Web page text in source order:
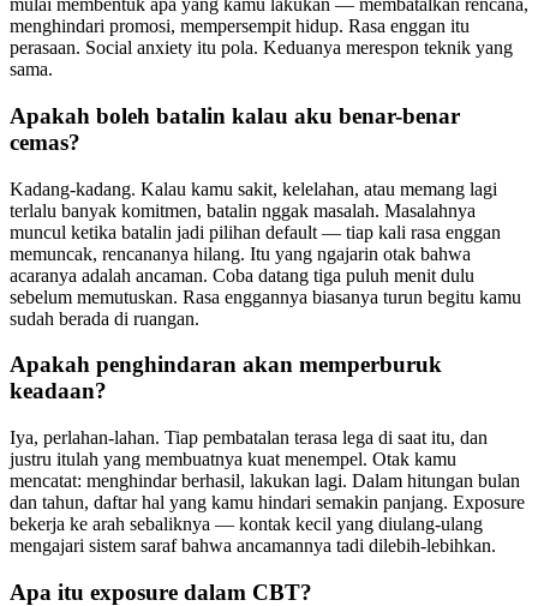
mulai membentuk apa yang kamu lakukan — membatalkan rencana,
menghindari promosi, mempersempit hidup. Rasa enggan itu
perasaan. Social anxiety itu pola. Keduanya merespon teknik yang
sama.
Apakah boleh batalin kalau aku benar-benar
cemas?
Kadang-kadang. Kalau kamu sakit, kelelahan, atau memang lagi
terlalu banyak komitmen, batalin nggak masalah. Masalahnya
muncul ketika batalin jadi pilihan default — tiap kali rasa enggan
memuncak, rencananya hilang. Itu yang ngajarin otak bahwa
acaranya adalah ancaman. Coba datang tiga puluh menit dulu
sebelum memutuskan. Rasa enggannya biasanya turun begitu kamu
sudah berada di ruangan.
Apakah penghindaran akan memperburuk
keadaan?
Iya, perlahan-lahan. Tiap pembatalan terasa lega di saat itu, dan
justru itulah yang membuatnya kuat menempel. Otak kamu
mencatat: menghindar berhasil, lakukan lagi. Dalam hitungan bulan
dan tahun, daftar hal yang kamu hindari semakin panjang. Exposure
bekerja ke arah sebaliknya — kontak kecil yang diulang-ulang
mengajari sistem saraf bahwa ancamannya tadi dilebih-lebihkan.
Apa itu exposure dalam CBT?